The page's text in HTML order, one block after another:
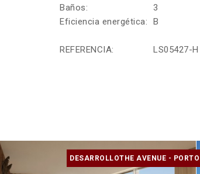
Baños:
3
Eficiencia energética:
B
REFERENCIA: LS05427-H
DESARROLLOTHE AVENUE - PORTO